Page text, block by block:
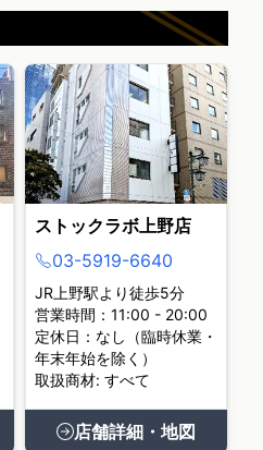
ストックラボ上野店
03-5919-6640
JR上野駅より徒歩5分
営業時間：11:00 - 20:00
定休日：なし（臨時休業・
年末年始を除く）
取扱商材: すべて
店舗詳細・地図